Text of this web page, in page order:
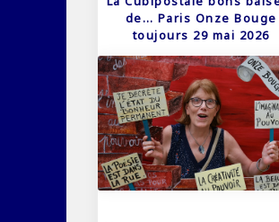
de… Paris Onze Bouge
toujours 29 mai 2026